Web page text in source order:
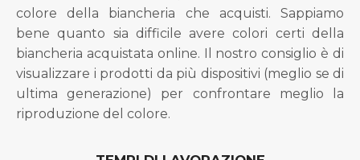
colore della biancheria che acquisti. Sappiamo
bene quanto sia difficile avere colori certi della
biancheria acquistata online. Il nostro consiglio è di
visualizzare i prodotti da più dispositivi (meglio se di
ultima generazione) per confrontare meglio la
riproduzione del colore.